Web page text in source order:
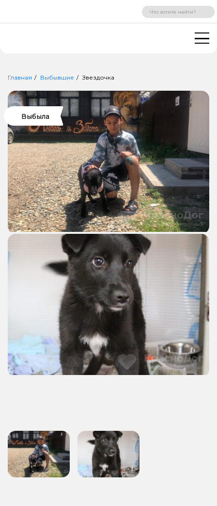
ВХОД РЕГИСТРАЦИЯ
Главная Выбывшие Звездочка
Выбыла